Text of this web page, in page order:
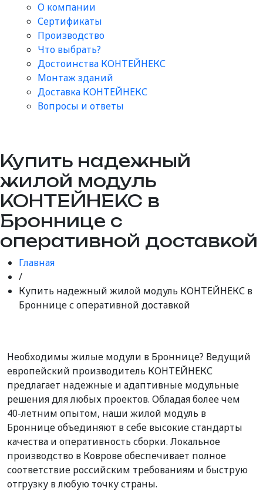
О компании
Сертификаты
Производство
Что выбрать?
Достоинства КОНТЕЙНЕКС
Монтаж зданий
Доставка КОНТЕЙНЕКС
Вопросы и ответы​
Купить надежный
жилой модуль
КОНТЕЙНЕКС в
Броннице с
оперативной доставкой
Главная
/
Купить надежный жилой модуль КОНТЕЙНЕКС в
Броннице с оперативной доставкой
Необходимы жилые модули в Броннице? Ведущий
европейский производитель КОНТЕЙНЕКС
предлагает надежные и адаптивные модульные
решения для любых проектов. Обладая более чем
40-летним опытом, наши жилой модуль в
Броннице объединяют в себе высокие стандарты
качества и оперативность сборки. Локальное
производство в Коврове обеспечивает полное
соответствие российским требованиям и быструю
отгрузку в любую точку страны.